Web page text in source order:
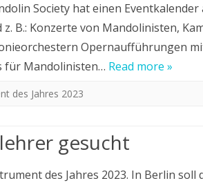
Society hat einen
B.: Konzerte von Mandolinisten,
Opernaufführungen
für Mandolinisten… Read more »
des Jahres 2023
gesucht
des Jahres 2023. In Berlin